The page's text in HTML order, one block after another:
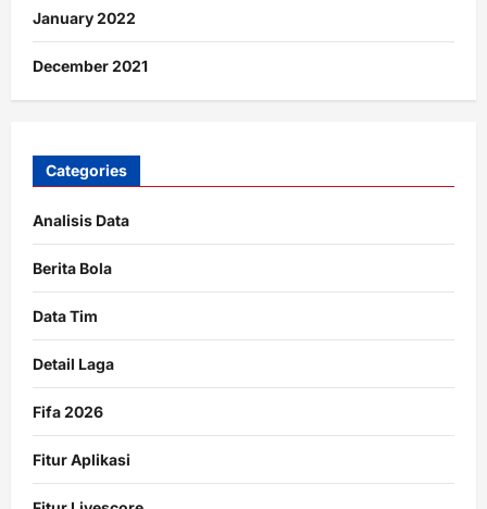
January 2022
December 2021
Categories
Analisis Data
Berita Bola
Data Tim
Detail Laga
Fifa 2026
Fitur Aplikasi